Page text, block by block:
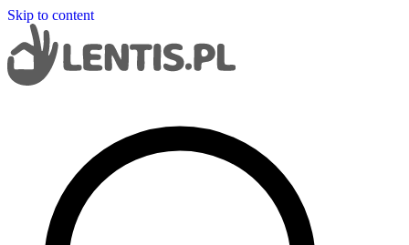
Skip to content